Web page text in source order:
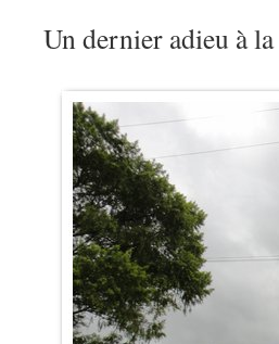
Un dernier adieu à